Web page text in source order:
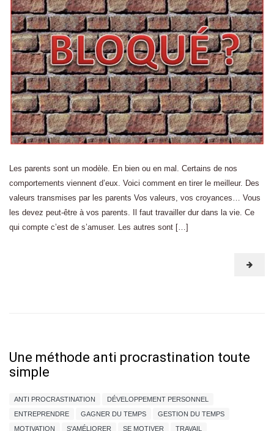
Les parents sont un modèle. En bien ou en mal. Certains de nos
comportements viennent d’eux. Voici comment en tirer le meilleur. Des
valeurs transmises par les parents Vos valeurs, vos croyances… Vous
les devez peut-être à vos parents. Il faut travailler dur dans la vie. Ce
qui compte c’est de s’amuser. Les autres sont […]
Une méthode anti procrastination toute
simple
ANTI PROCRASTINATION
DÉVELOPPEMENT PERSONNEL
ENTREPRENDRE
GAGNER DU TEMPS
GESTION DU TEMPS
MOTIVATION
S'AMÉLIORER SE MOTIVER TRAVAIL